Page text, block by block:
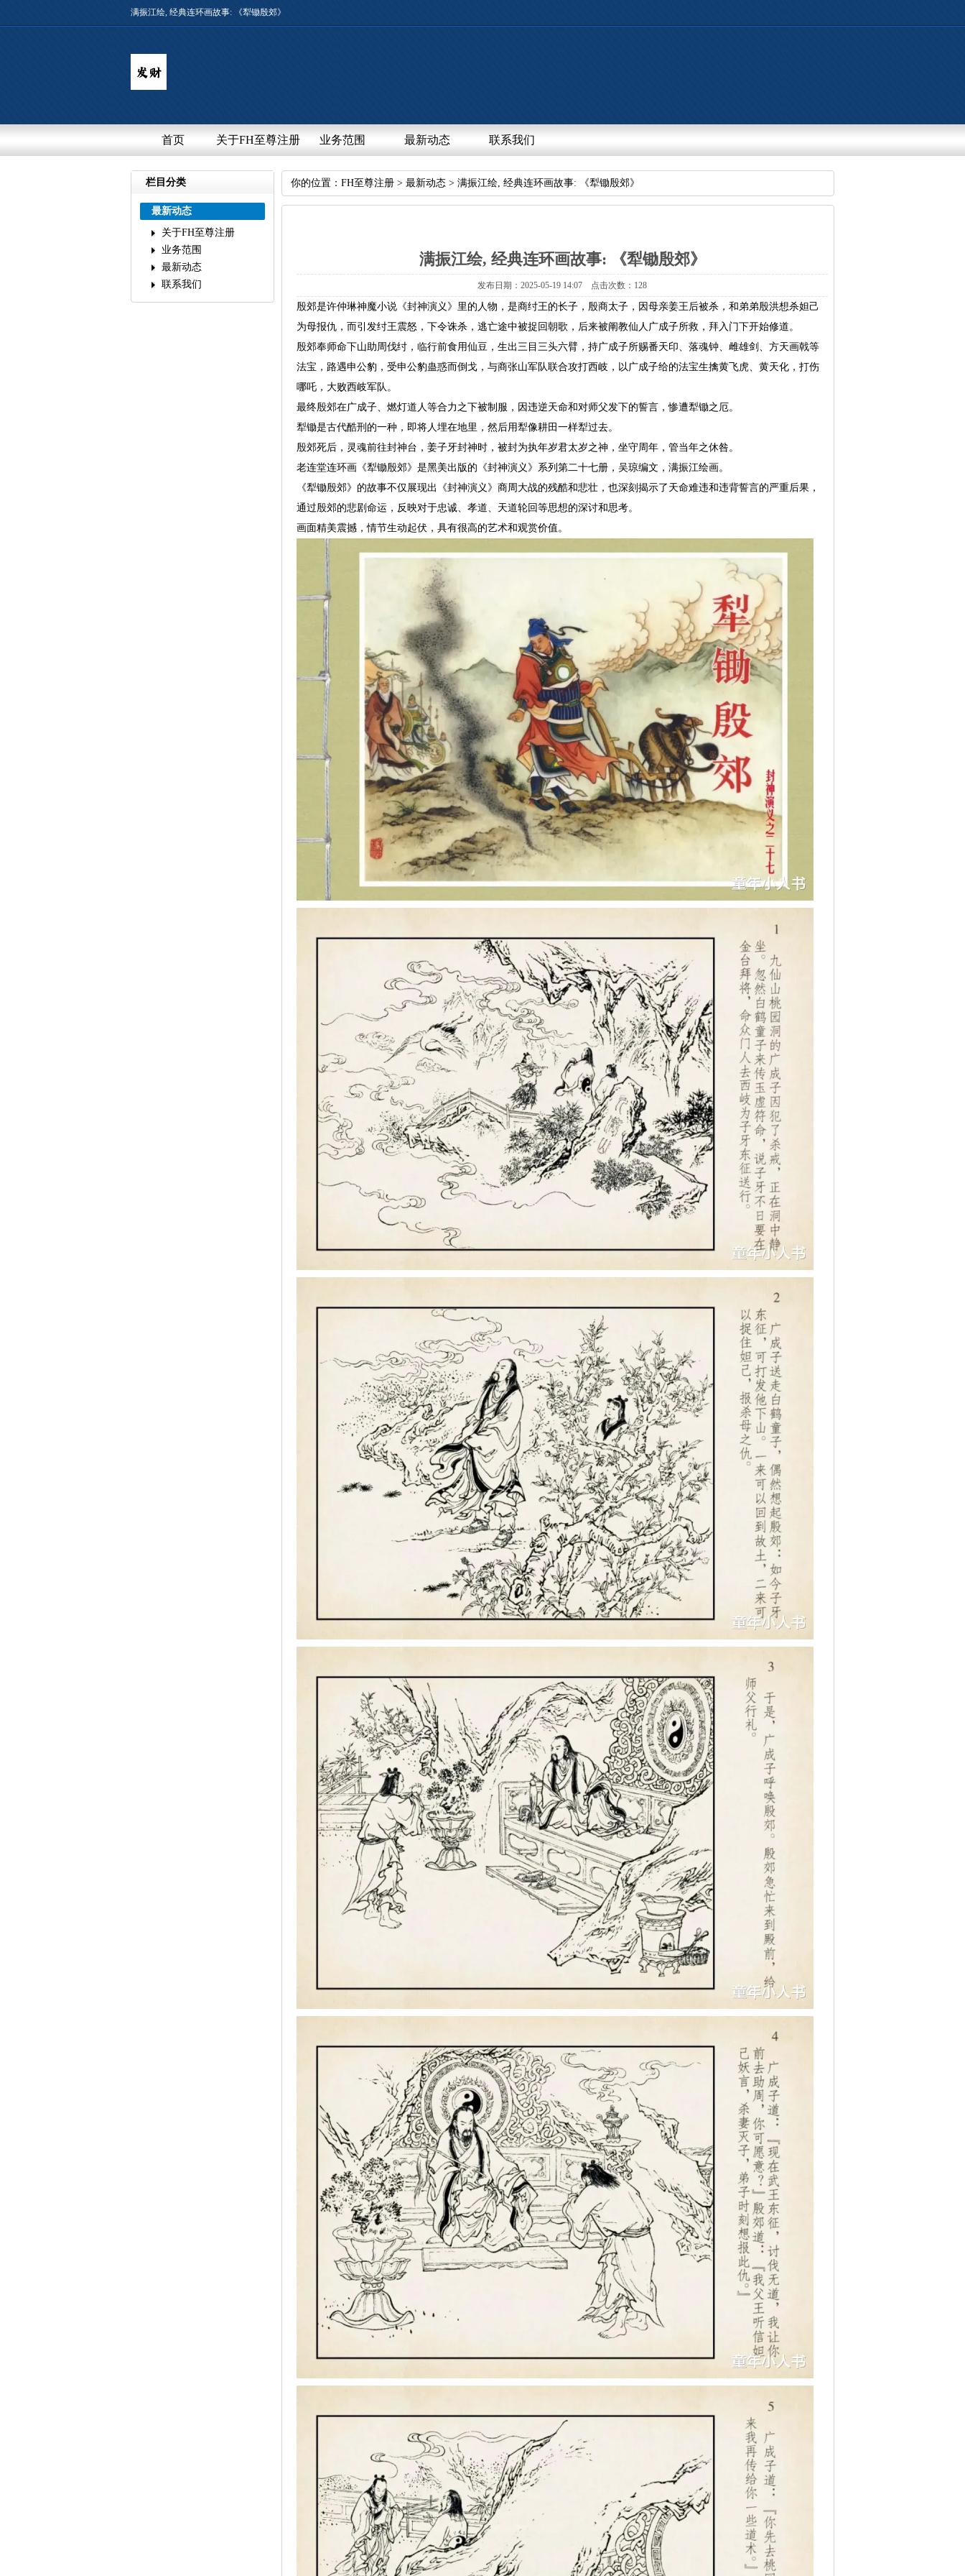
满振江绘,经典连环画故事:《犁锄殷郊》
首页 关于FH至尊注册 业务范围 最新动态 联系我们
栏目分类
最新动态
关于FH至尊注册
业务范围
最新动态
联系我们
你的位置： FH至尊注册 > 最新动态 >满振江绘,经典连环画故事:《犁锄殷郊》
满振江绘,经典连环画故事:《犁锄殷郊》
发布日期：2025-05-1914:07点击次数：128
殷郊是许仲琳神魔小说《封神演义》里的人物，是商纣王的长子，殷商太子，因母亲姜王后被杀，和弟弟殷洪想杀妲己
为母报仇，而引发纣王震怒，下令诛杀，逃亡途中被捉回朝歌，后来被阐教仙人广成子所救，拜入门下开始修道。
殷郊奉师命下山助周伐纣，临行前食用仙豆，生出三目三头六臂，持广成子所赐番天印、落魂钟、雌雄剑、方天画戟等
法宝，路遇申公豹，受申公豹蛊惑而倒戈，与商张山军队联合攻打西岐，以广成子给的法宝生擒黄飞虎、黄天化，打伤
哪吒，大败西岐军队。
最终殷郊在广成子、燃灯道人等合力之下被制服，因违逆天命和对师父发下的誓言，惨遭犁锄之厄。
犁锄是古代酷刑的一种，即将人埋在地里，然后用犁像耕田一样犁过去。
殷郊死后，灵魂前往封神台，姜子牙封神时，被封为执年岁君太岁之神，坐守周年，管当年之休咎。
老连堂连环画《犁锄殷郊》是黑美出版的《封神演义》系列第二十七册，吴琼编文，满振江绘画。
《犁锄殷郊》的故事不仅展现出《封神演义》商周大战的残酷和悲壮，也深刻揭示了天命难违和违背誓言的严重后果，
通过殷郊的悲剧命运，反映对于忠诚、孝道、天道轮回等思想的深讨和思考。
画面精美震撼，情节生动起伏，具有很高的艺术和观赏价值。